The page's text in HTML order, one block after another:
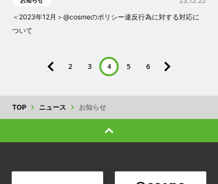
＜2023年12月＞@cosmeのポリシー違反行為に対する対応に
ついて
2 3 4 5 6
TOP ニュース お知らせ